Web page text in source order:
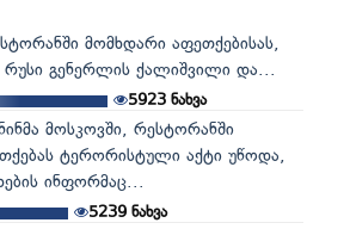
მომხდარი აფეთქებისას,
გენერლის ქალიშვილი და...
5923 ნახვა
მოსკოვში, რესტორანში
ტერორისტული აქტი უწოდა,
ინფორმაც...
5239ნახვა